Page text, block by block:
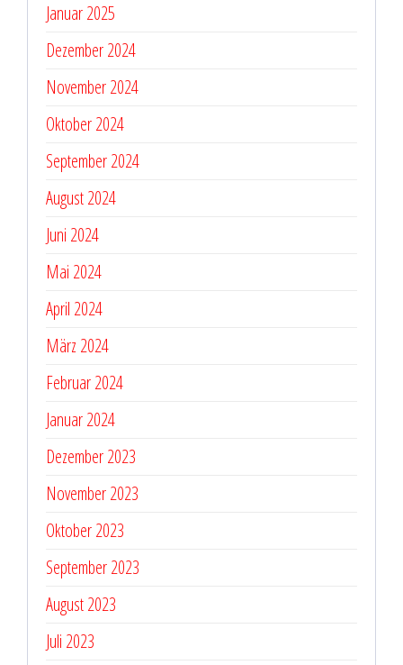
Januar 2025
Dezember 2024
November 2024
Oktober 2024
September 2024
August 2024
Juni 2024
Mai 2024
April 2024
März 2024
Februar 2024
Januar 2024
Dezember 2023
November 2023
Oktober 2023
September 2023
August 2023
Juli 2023